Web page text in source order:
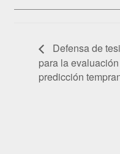
Defensa de
para la
predicción